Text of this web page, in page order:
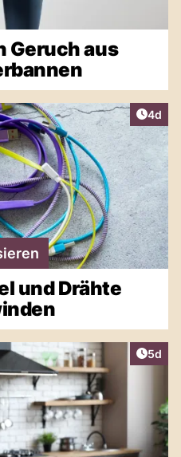
Geruch aus
4d
und Drähte
5d